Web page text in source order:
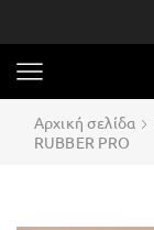
Αρχική σελίδα
RUBBER PRO